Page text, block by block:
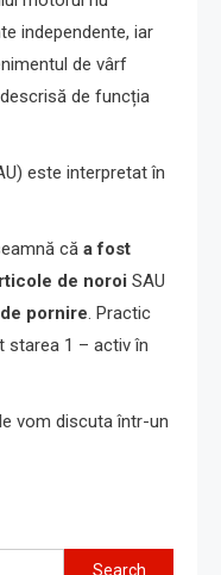
independente, iar
de vârf
de funcția
este interpretat în
că a fost
de noroi SAU
pornire. Practic
starea 1 – activ în
vom discuta într-un
Search